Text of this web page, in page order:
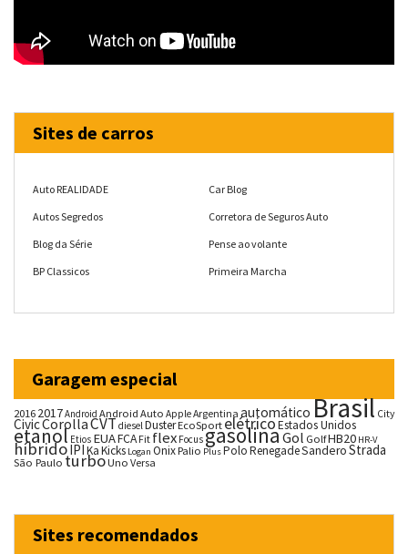
Sites de carros
Auto REALIDADE
Autos Segredos
Blog da Série
BP Classicos
Car Blog
Corretora de Seguros Auto
Pense ao volante
Primeira Marcha
Garagem especial
20162017Android Android Auto AppleArgentina automáticoBrasil City
CivicCorollaCVTdieselDusterEcoSportelétricoEstados Unidos
etanol Etios EUAFCA Fit flex FocusgasolinaGol GolfHB20 HR-V
híbridoIPIKaKicks Logan OnixPalio PlusPoloRenegadeSanderoStrada
São Paulo turboUno Versa
Sites recomendados